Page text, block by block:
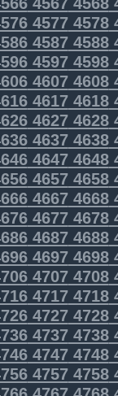
45774578
45874588
45974598
46074608
46174618
46274628
46374638
46474648
46574658
46674668
46774678
46874688
46974698
47074708
47174718
47274728
47374738
47474748
47574758